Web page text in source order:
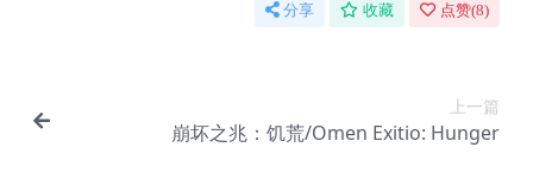
分享 收藏 点赞(8)
上一篇
崩坏之兆：饥荒/Omen Exitio: Hunger